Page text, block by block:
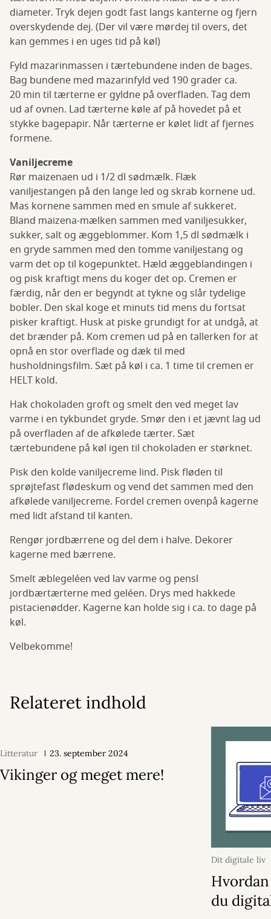
diameter. Tryk dejen godt fast langs kanterne og fjern
overskydende dej. (Der vil være mørdej til overs, det
kan gemmes i en uges tid på køl)
Fyld mazarinmassen i tærtebundene inden de bages.
Bag bundene med mazarinfyld ved 190 grader ca.
20 min til tærterne er gyldne på overfladen. Tag dem
ud af ovnen. Lad tærterne køle af på hovedet på et
stykke bagepapir. Når tærterne er kølet lidt af fjernes
formene.
Vaniljecreme
Rør maizenaen ud i 1/2 dl sødmælk. Flæk
vaniljestangen på den lange led og skrab kornene ud.
Mas kornene sammen med en smule af sukkeret.
Bland maizena-mælken sammen med vaniljesukker,
sukker, salt og æggeblommer. Kom 1,5 dl sødmælk i
en gryde sammen med den tomme vaniljestang og
varm det op til kogepunktet. Hæld æggeblandingen i
og pisk kraftigt mens du koger det op. Cremen er
færdig, når den er begyndt at tykne og slår tydelige
bobler. Den skal koge et minuts tid mens du fortsat
pisker kraftigt. Husk at piske grundigt for at undgå, at
det brænder på. Kom cremen ud på en tallerken for at
opnå en stor overflade og dæk til med
husholdningsfilm. Sæt på køl i ca. 1 time til cremen er
HELT kold.
Hak chokoladen groft og smelt den ved meget lav
varme i en tykbundet gryde. Smør den i et jævnt lag ud
på overfladen af de afkølede tærter. Sæt
tærtebundene på køl igen til chokoladen er størknet.
Pisk den kolde vaniljecreme lind. Pisk fløden til
sprøjtefast flødeskum og vend det sammen med den
afkølede vaniljecreme. Fordel cremen ovenpå kagerne
med lidt afstand til kanten.
Rengør jordbærrene og del dem i halve. Dekorer
kagerne med bærrene.
Smelt æblegeléen ved lav varme og pensl
jordbærtærterne med geléen. Drys med hakkede
pistacienødder. Kagerne kan holde sig i ca. to dage på
køl.
Velbekomme!
Relateret indhold
Litteratur 23. september 2024
Vikinger og meget mere!
Dit digitale liv
du